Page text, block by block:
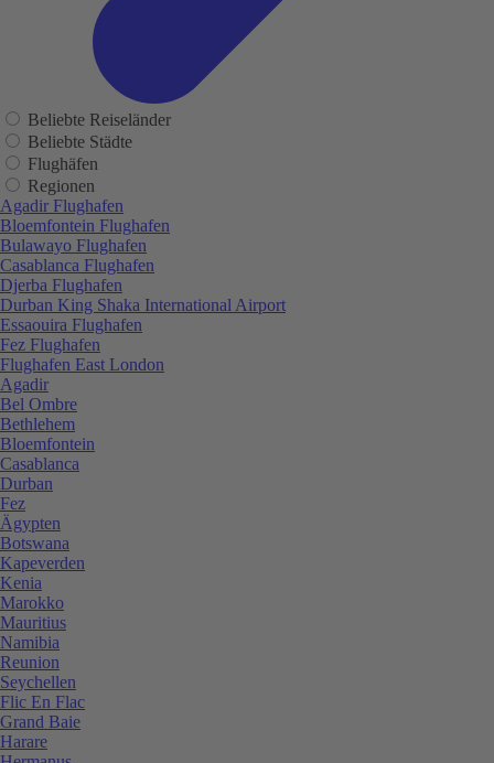
Beliebte Reiseländer
Beliebte Städte
Flughäfen
Regionen
Agadir Flughafen
Bloemfontein Flughafen
Bulawayo Flughafen
Casablanca Flughafen
Djerba Flughafen
Durban King Shaka International Airport
Essaouira Flughafen
Fez Flughafen
Flughafen East London
Agadir
Bel Ombre
Bethlehem
Bloemfontein
Casablanca
Durban
Fez
Ägypten
Botswana
Kapeverden
Kenia
Marokko
Mauritius
Namibia
Reunion
Seychellen
Flic En Flac
Grand Baie
Harare